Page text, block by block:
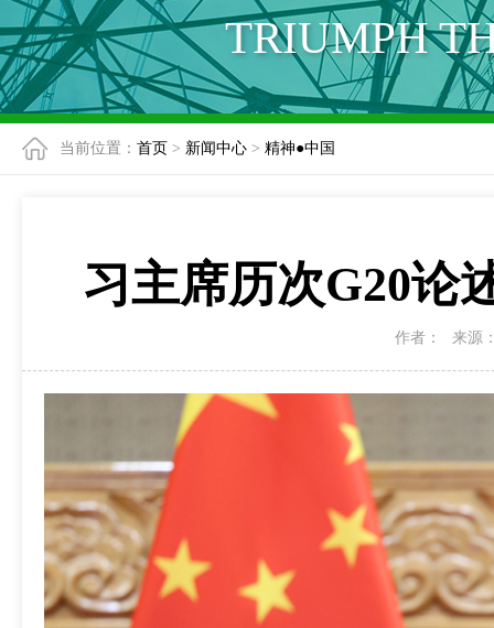
TRIUMPH
当前位置： 首页 > 新闻中心 > 精神●中国
习主席历次G20论
作者： 来源